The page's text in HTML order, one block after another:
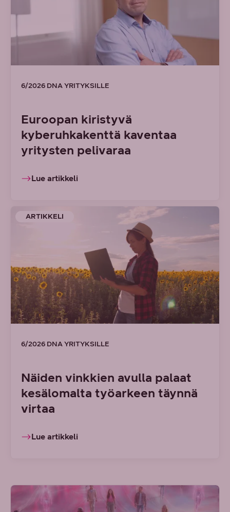
6/2026 DNA YRITYKSILLE
Euroopan kiristyvä
kyberuhkakenttä kaventaa
yritysten pelivaraa
Lue artikkeli
ARTIKKELI
6/2026 DNA YRITYKSILLE
Näiden vinkkien avulla palaat
kesälomalta työarkeen täynnä
virtaa
Lue artikkeli